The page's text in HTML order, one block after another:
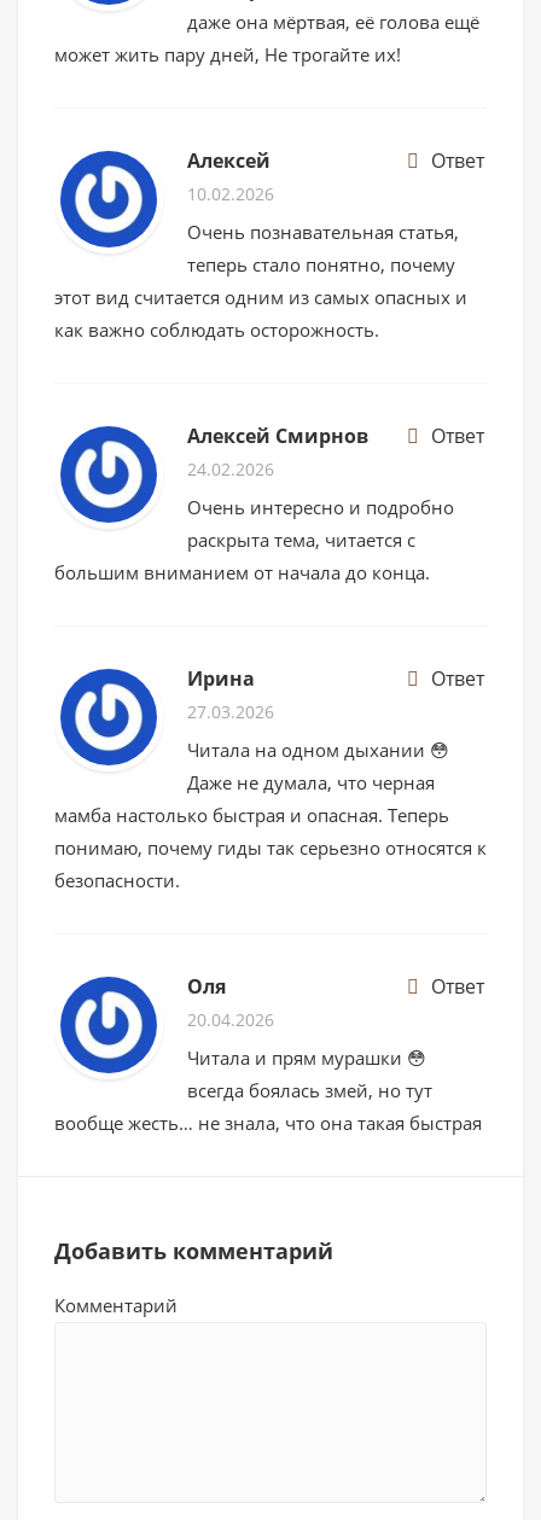
даже она мёртвая, её голова ещё
может жить пару дней, Не трогайте их!
Алексей Ответ
10.02.2026
Очень познавательная статья,
теперь стало понятно, почему
этот вид считается одним из самых опасных и
как важно соблюдать осторожность.
Алексей Смирнов Ответ
24.02.2026
Очень интересно и подробно
раскрыта тема, читается с
большим вниманием от начала до конца.
Ирина Ответ
27.03.2026
Читала на одном дыхании 😳
Даже не думала, что черная
мамба настолько быстрая и опасная. Теперь
понимаю, почему гиды так серьезно относятся к
безопасности.
Оля Ответ
20.04.2026
Читала и прям мурашки 😳
всегда боялась змей, но тут
вообще жесть… не знала, что она такая быстрая
Добавить комментарий
Комментарий